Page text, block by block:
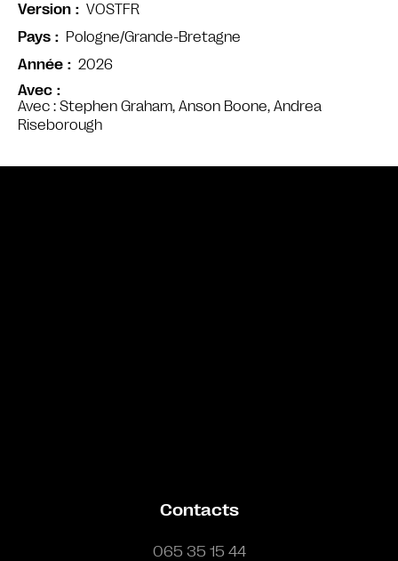
Avec
Avec : Stephen Graham, Anson Boone, Andrea
Riseborough
Version
VOSTFR
Pays
Pologne/Grande-Bretagne
Année
2026
Contacts
065 35 15 44